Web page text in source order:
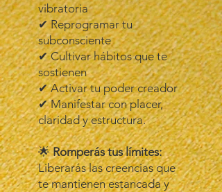
vibratoria
✔ Reprogramar tu
subconsciente
✔ Cultivar hábitos que te
sostienen
✔ Activar tu poder creador
✔ Manifestar con placer,
claridad y estructura.
🌟Romperás tus límites:
Liberarás las creencias que
te mantienen estancada y